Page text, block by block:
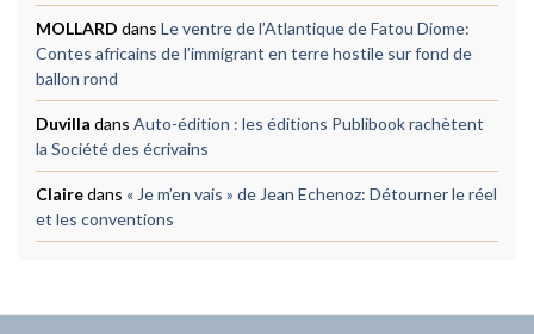
MOLLARD dans Le ventre de l’Atlantique de Fatou Diome:
Contes africains de l’immigrant en terre hostile sur fond de
ballon rond
Duvilla dans Auto-édition : les éditions Publibook rachètent
la Société des écrivains
Clairedans « Je m’en vais » de Jean Echenoz: Détourner le réel
et les conventions